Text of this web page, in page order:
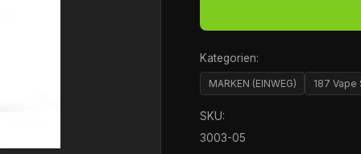
Kategorien:
MARKEN (EINWEG) 187
SKU:
3003-05